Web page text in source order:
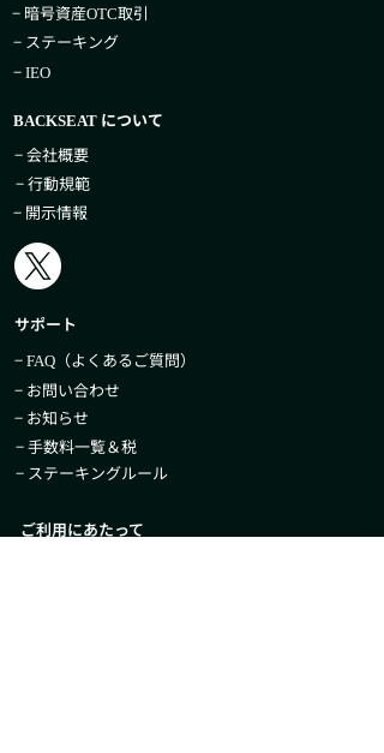
− 暗号資産OTC取引
− ステーキング
− IEO
BACKSEAT について
− 会社概要
− 行動規範
− 開示情報
サポート
− FAQ （よくあるご質問）
− お問い合わせ
− お知らせ
− 手数料一覧＆税
− ステーキングルール
ご利用にあたって